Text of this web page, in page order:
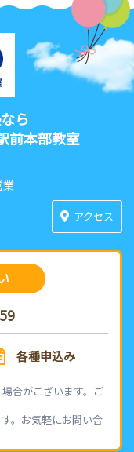
ら
前本部教室
業
アクセス
各種申込み
合がございます。ご
。お気軽にお問い合